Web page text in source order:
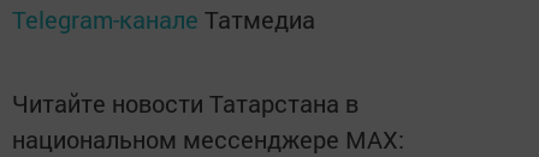
Telegram-канале Татмедиа
Читайте новости Татарстана в
национальном мессенджере MАХ: